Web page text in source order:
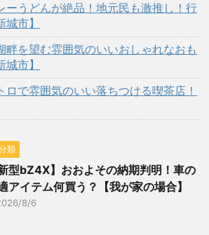
ーうどんが絶品！地元民も激推し！行
市】
畔を望む雰囲気のいいおしゃれなおも
市】
ロで雰囲気のいい落ちつける喫茶店！
類
新型bZ4X】おおよその納期判明！車の
アイテム何買う？【我が家の場合】
8/6